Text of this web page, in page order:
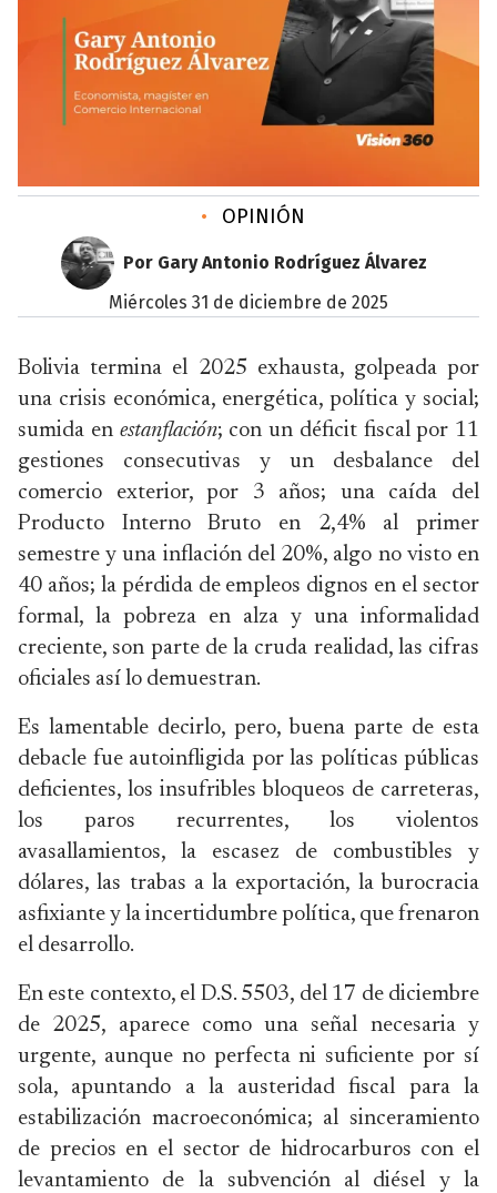
• OPINIÓN
Por Gary Antonio Rodríguez Álvarez
miércoles 31 de diciembre de 2025
Bolivia termina el 2025 exhausta, golpeada por
una crisis económica, energética, política y social;
sumida en estanflación; con un déficit fiscal por 11
gestiones consecutivas y un desbalance del
comercio exterior, por 3 años; una caída del
Producto Interno Bruto en 2,4% al primer
semestre y una inflación del 20%, algo no visto en
40 años; la pérdida de empleos dignos en el sector
formal, la pobreza en alza y una informalidad
creciente, son parte de la cruda realidad, las cifras
oficiales así lo demuestran.
Es lamentable decirlo, pero, buena parte de esta
debacle fue autoinfligida por las políticas públicas
deficientes, los insufribles bloqueos de carreteras,
los paros recurrentes, los violentos
avasallamientos, la escasez de combustibles y
dólares, las trabas a la exportación, la burocracia
asfixiante y la incertidumbre política, que frenaron
el desarrollo.
En este contexto, el D.S. 5503, del 17 de diciembre
de 2025, aparece como una señal necesaria y
urgente, aunque no perfecta ni suficiente por sí
sola, apuntando a la austeridad fiscal para la
estabilización macroeconómica; al sinceramiento
de precios en el sector de hidrocarburos con el
levantamiento de la subvención al diésel y la